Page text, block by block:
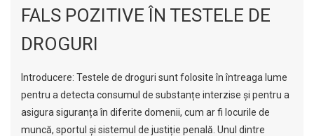
FALS POZITIVE ÎN TESTELE DE
DROGURI
Introducere: Testele de droguri sunt folosite în întreaga lume
pentru a detecta consumul de substanțe interzise și pentru a
asigura siguranța în diferite domenii, cum ar fi locurile de
muncă, sportul și sistemul de justiție penală. Unul dintre